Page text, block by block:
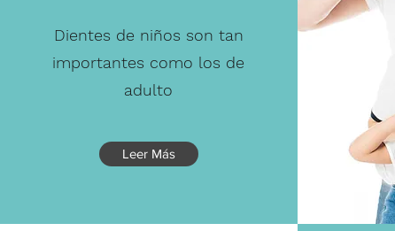
Dientes de niños son tan
importantes como los de
adulto
Leer Más